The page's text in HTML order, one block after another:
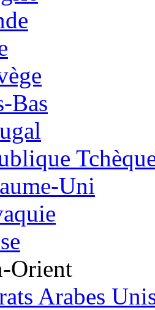
Bas
Uni
Orient
Arabes